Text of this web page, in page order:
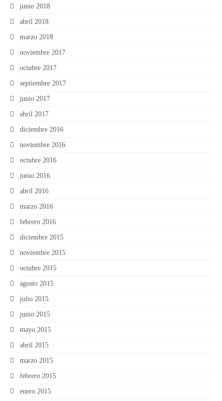
junio 2018
abril 2018
marzo 2018
noviembre 2017
octubre 2017
septiembre 2017
junio 2017
abril 2017
diciembre 2016
noviembre 2016
octubre 2016
junio 2016
abril 2016
marzo 2016
febrero 2016
diciembre 2015
noviembre 2015
octubre 2015
agosto 2015
julio 2015
junio 2015
mayo 2015
abril 2015
marzo 2015
febrero 2015
enero 2015